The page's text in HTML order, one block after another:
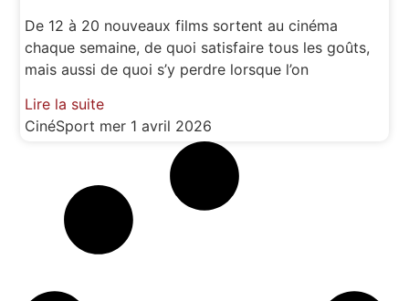
De 12 à 20 nouveaux films sortent au cinéma
chaque semaine, de quoi satisfaire tous les goûts,
mais aussi de quoi s’y perdre lorsque l’on
Lire la suite
CinéSport mer 1 avril 2026